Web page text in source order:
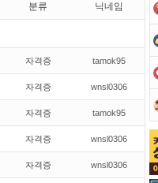
분류 닉네임
자격증 tamok95
자격증 wnsl0306
자격증 tamok95
자격증 wnsl0306
자격증 wnsl0306